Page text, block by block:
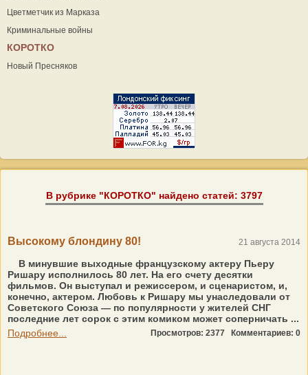
Цветметчик из Марказа
Криминальные войны
КОРОТКО
Новый Пресняков
В рубрике "КОРОТКО" найдено статей: 3797
Высокому блондину 80! 21 августа 2014
В минувшие выходные французскому актеру Пьеру
Ришару исполнилось 80 лет. На его счету десятки
фильмов. Он выступал и режиссером, и сценаристом, и,
конечно, актером. Любовь к Ришару мы унаследовали от
Советского Союза — по популярности у жителей СНГ
последние лет сорок с этим комиком может соперничать ...
Подробнее...
Просмотров: 2377 Комментариев: 0